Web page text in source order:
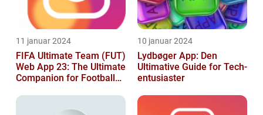
11 januar 2024
FIFA Ultimate Team (FUT)
Web App 23: The Ultimate
Companion for Football
10 januar 2024
Lydbøger App: Den
Ultimative Guide for Tech-
entusiaster